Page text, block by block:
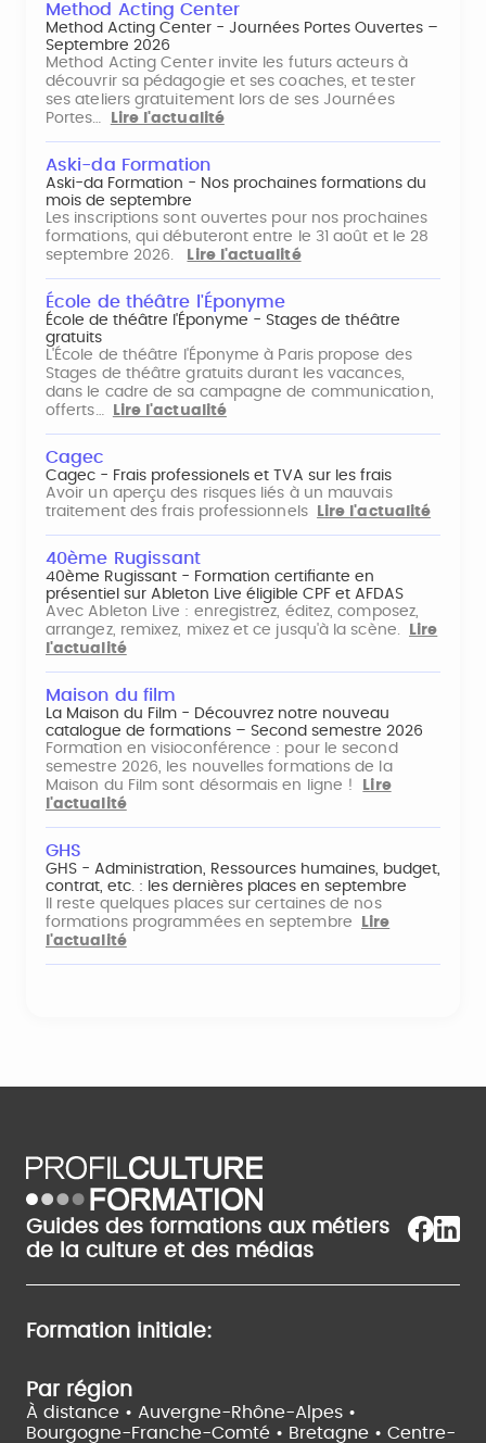
Method Acting Center
Method Acting Center - Journées Portes Ouvertes –
Septembre 2026
Method Acting Center invite les futurs acteurs à
découvrir sa pédagogie et ses coaches, et tester
ses ateliers gratuitement lors de ses Journées
Portes…
Lire l'actualité
Aski-da Formation
Aski-da Formation - Nos prochaines formations du
mois de septembre
Les inscriptions sont ouvertes pour nos prochaines
formations, qui débuteront entre le 31 août et le 28
septembre 2026.
Lire l'actualité
École de théâtre l'Éponyme
École de théâtre l'Éponyme - Stages de théâtre
gratuits
L'École de théâtre l'Éponyme à Paris propose des
Stages de théâtre gratuits durant les vacances,
dans le cadre de sa campagne de communication,
offerts…
Lire l'actualité
Cagec
Cagec - Frais professionels et TVA sur les frais
Avoir un aperçu des risques liés à un mauvais
traitement des frais professionnels
Lire l'actualité
40ème Rugissant
40ème Rugissant - Formation certifiante en
présentiel sur Ableton Live éligible CPF et AFDAS
Avec Ableton Live : enregistrez, éditez, composez,
arrangez, remixez, mixez et ce jusqu'à la scène.
Lire
l'actualité
Maison du film
La Maison du Film - Découvrez notre nouveau
catalogue de formations – Second semestre 2026
Formation en visioconférence : pour le second
semestre 2026, les nouvelles formations de la
Maison du Film sont désormais en ligne !
Lire
l'actualité
GHS
GHS - Administration, Ressources humaines, budget,
contrat, etc. : les dernières places en septembre
Il reste quelques places sur certaines de nos
formations programmées en septembre
Lire
l'actualité
Guides des formations aux métiers
de la culture et des médias
Formation initiale:
Par région
À distance • Auvergne-Rhône-Alpes •
Bourgogne-Franche-Comté • Bretagne • Centre-